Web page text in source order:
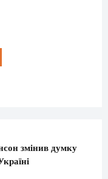
змінив думку